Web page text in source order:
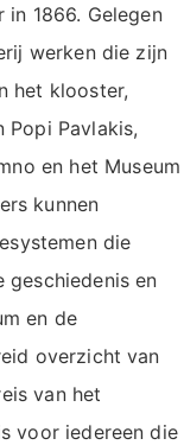
1866. Gelegen
werken die zijn
het klooster,
Popi Pavlakis,
en het Museum
kunnen
die
geschiedenis en
en de
overzicht van
van het
voor iedereen die